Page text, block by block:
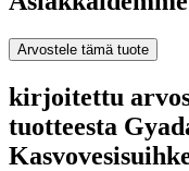
Arvostele tämä tuote
kirjoitettu
tuotteesta